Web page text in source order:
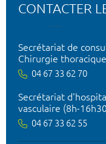
CONTACTER
Secrétariat de
Chirurgie
04 67 33 62 70
Secrétariat
vasculaire (8h-
04 67 33 62 55